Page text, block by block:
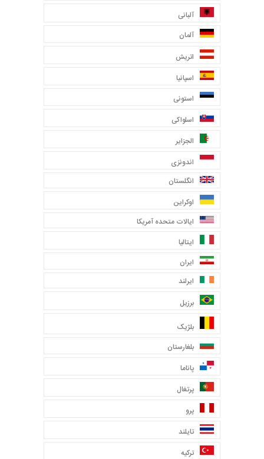
آلبانی
آلمان
اتریش
اسپانیا
استونی
اسلواکی
الجزایر
اندونزی
انگلستان
اوکراین
ایالات متحده آمریکا
ایتالیا
ایران
ایرلند
برزیل
بلژیک
بلغارستان
پاناما
پرتغال
پرو
تایلند
ترکیه